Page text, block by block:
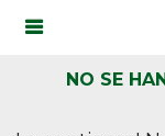

NO SE